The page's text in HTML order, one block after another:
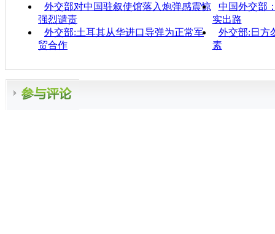
外交部对中国驻叙使馆落入炮弹感震惊
强烈谴责
中国外交部
实出路
外交部:土耳其从华进口导弹为正常军
贸合作
外交部:日方
素